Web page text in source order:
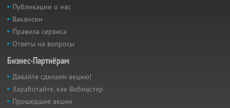
Публикации о нас
Вакансии
Правила сервиса
Ответы на вопросы
Бизнес-Партнёрам
Давайте сделаем акцию!
Заработайте, как Вебмастер
Прошедшие акции